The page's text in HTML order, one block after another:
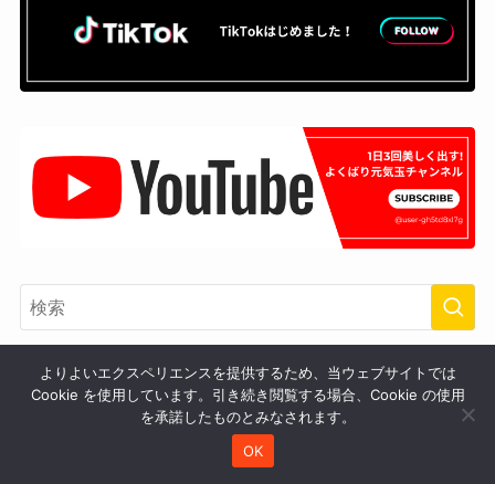
カテゴリー
よりよいエクスペリエンスを提供するため、当ウェブサイトでは
Cookie を使用しています。引き続き閲覧する場合、Cookie の使用
を承諾したものとみなされます。
OK